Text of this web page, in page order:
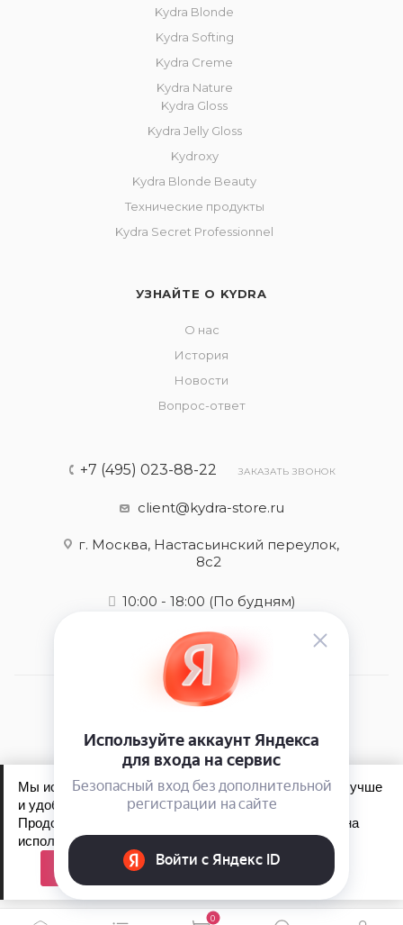
Kydra Blonde
Kydra Softing
Kydra Creme
Kydra Nature
Kydra Gloss
Kydra Jelly Gloss
Kydroxy
Kydra Blonde Beauty
Технические продукты
Kydra Secret Professionnel
УЗНАЙТЕ О KYDRA
О нас
История
Новости
Вопрос-ответ
+7 (495) 023-88-22 ЗАКАЗАТЬ ЗВОНОК
client@kydra-store.ru
г. Москва, Настасьинский переулок,
8с2
10:00 - 18:00 (По будням)
2026 © kydra-store.ru - интернет-магазин
Обработка персональных данных
Политика конфиденциальности
0
Мы используем файлы cookie, чтобы сайт работал лучше
и удобнее для вас.
Продолжая пользоваться сайтом, вы соглашаетесь на
использование файлов cookie.
Принять